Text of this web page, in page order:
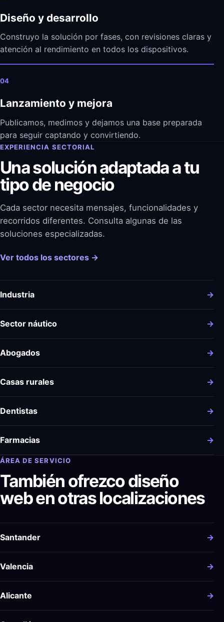
Diseño y desarrollo
Construyo la solución por fases, con revisiones claras y
atención al rendimiento en todos los dispositivos.
04
Lanzamiento y mejora
Publicamos, medimos y dejamos una base preparada
para seguir captando y convirtiendo.
EXPERIENCIA SECTORIAL
Una solución adaptada a tu
tipo de negocio
Cada sector necesita mensajes, funcionalidades y
recorridos diferentes. Consulta algunas de las
soluciones especializadas.
Ver todos los sectores →
Industria →
Sector náutico →
Abogados →
Casas rurales →
Dentistas →
Farmacias →
ÁREA DE SERVICIO
También ofrezco diseño
web en otras localizaciones
Santander →
Valencia →
Alicante →